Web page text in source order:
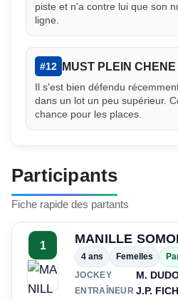
piste et n'a contre lui que son
ligne.
#12 MUST PLEIN CHENE
Il s'est bien défendu
dans un lot un peu supérieur.
chance pour les places.
Participants
Fiche rapide des partants
1 MANILLE
4 ans Femelles
JOCKEY
M.
ENTRAÎNEUR J.P.